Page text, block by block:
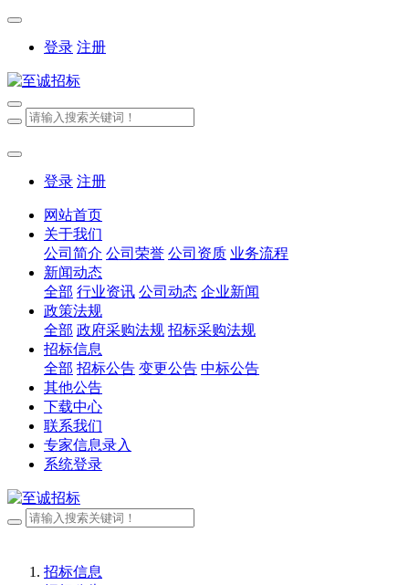
登录 注册
登录 注册
网站首页
关于我们
公司简介 公司荣誉 公司资质 业务流程
新闻动态
全部 行业资讯 公司动态 企业新闻
政策法规
全部 政府采购法规 招标采购法规
招标信息
全部 招标公告 变更公告 中标公告
其他公告
下载中心
联系我们
专家信息录入
系统登录
招标信息